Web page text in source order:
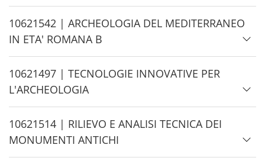
d
e
H
i
d
e
10621542 | ARCHEOLOGIA DEL MEDITERRANEO
IN ETA' ROMANA B
H
i
d
e
10621497 | TECNOLOGIE INNOVATIVE PER
L'ARCHEOLOGIA
H
i
d
10621514 | RILIEVO E ANALISI TECNICA DEI
MONUMENTI ANTICHI